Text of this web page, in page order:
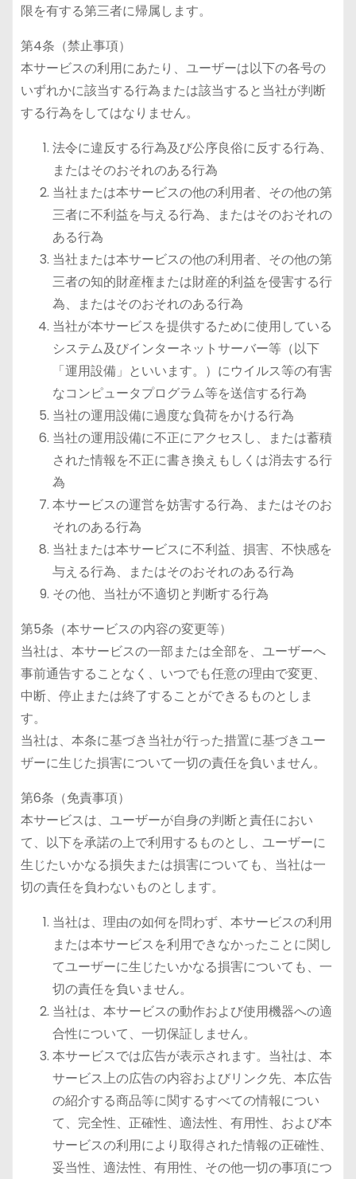
限を有する第三者に帰属します。
第4条（禁止事項）
本サービスの利用にあたり、ユーザーは以下の各号の
いずれかに該当する行為または該当すると当社が判断
する行為をしてはなりません。
法令に違反する行為及び公序良俗に反する行為、
またはそのおそれのある行為
当社または本サービスの他の利用者、その他の第
三者に不利益を与える行為、またはそのおそれの
ある行為
当社または本サービスの他の利用者、その他の第
三者の知的財産権または財産的利益を侵害する行
為、またはそのおそれのある行為
当社が本サービスを提供するために使用している
システム及びインターネットサーバー等（以下
「運用設備」といいます。）にウイルス等の有害
なコンピュータプログラム等を送信する行為
当社の運用設備に過度な負荷をかける行為
当社の運用設備に不正にアクセスし、または蓄積
された情報を不正に書き換えもしくは消去する行
為
本サービスの運営を妨害する行為、またはそのお
それのある行為
当社または本サービスに不利益、損害、不快感を
与える行為、またはそのおそれのある行為
その他、当社が不適切と判断する行為
第5条（本サービスの内容の変更等）
当社は、本サービスの一部または全部を、ユーザーへ
事前通告することなく、いつでも任意の理由で変更、
中断、停止または終了することができるものとしま
す。
当社は、本条に基づき当社が行った措置に基づきユー
ザーに生じた損害について一切の責任を負いません。
第6条（免責事項）
本サービスは、ユーザーが自身の判断と責任におい
て、以下を承諾の上で利用するものとし、ユーザーに
生じたいかなる損失または損害についても、当社は一
切の責任を負わないものとします。
当社は、理由の如何を問わず、本サービスの利用
または本サービスを利用できなかったことに関し
てユーザーに生じたいかなる損害についても、一
切の責任を負いません。
当社は、本サービスの動作および使用機器への適
合性について、一切保証しません。
本サービスでは広告が表示されます。当社は、本
サービス上の広告の内容およびリンク先、本広告
の紹介する商品等に関するすべての情報につい
て、完全性、正確性、適法性、有用性、および本
サービスの利用により取得された情報の正確性、
妥当性、適法性、有用性、その他一切の事項につ